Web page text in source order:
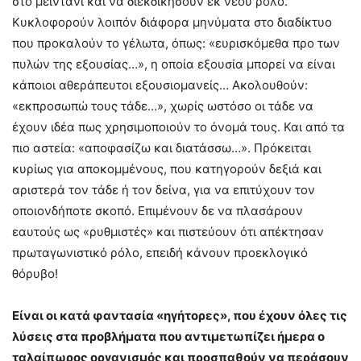
Κυκλοφορούν λοιπόν διάφορα μηνύματα στο διαδίκτυο
που προκαλούν το γέλωτα, όπως: «ευρισκόμεθα προ των
πυλών της εξουσίας…», η οποία εξουσία μπορεί να είναι
κάποιοι αθεράπευτοι εξουσιομανείς… Ακολουθούν:
«εκπροσωπώ τους τάδε…», χωρίς ωστόσο οι τάδε να
έχουν ιδέα πως χρησιμοποιούν το όνομά τους. Και από τα
πιο αστεία: «αποφασίζω και διατάσσω…». Πρόκειται
κυρίως για αποκομμένους, που κατηγορούν δεξιά και
αριστερά τον τάδε ή τον δείνα, για να επιτύχουν τον
οποιονδήποτε σκοπό. Επιμένουν δε να πλασάρουν
εαυτούς ως «ρυθμιστές» και πιστεύουν ότι απέκτησαν
πρωταγωνιστικό ρόλο, επειδή κάνουν προεκλογικό
θόρυβο!
Είναι οι κατά φαντασία «ηγήτορες», που έχουν όλες τις
λύσεις στα προβλήματα που αντιμετωπίζει ήμερα ο
ταλαίπωρος οργανισμός και προσπαθούν να περάσουν